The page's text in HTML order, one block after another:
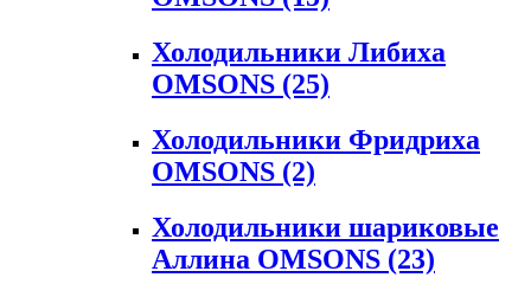
Холодильники Либиха
OMSONS (25)
Холодильники Фридриха
OMSONS (2)
Холодильники шариковые
Аллина OMSONS (23)